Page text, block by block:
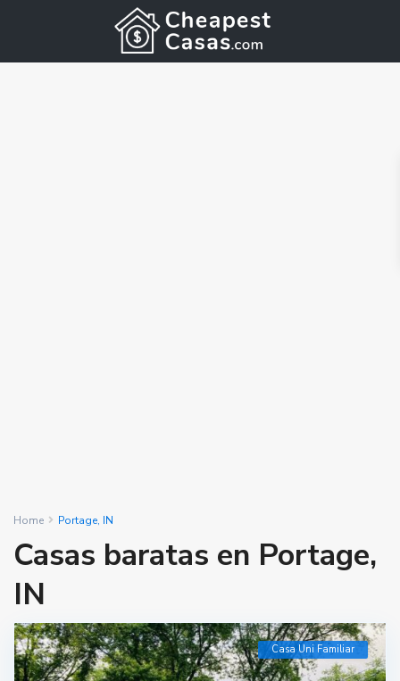
Home Portage, IN
Casas baratas en Portage,
IN
Casa Uni Familiar